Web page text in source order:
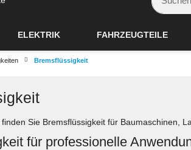
ELEKTRIK FAHRZEUGTEILE
Bremsflüssigkeit
Sie Bremsflüssigkeit für Baumaschinen,
für professionelle